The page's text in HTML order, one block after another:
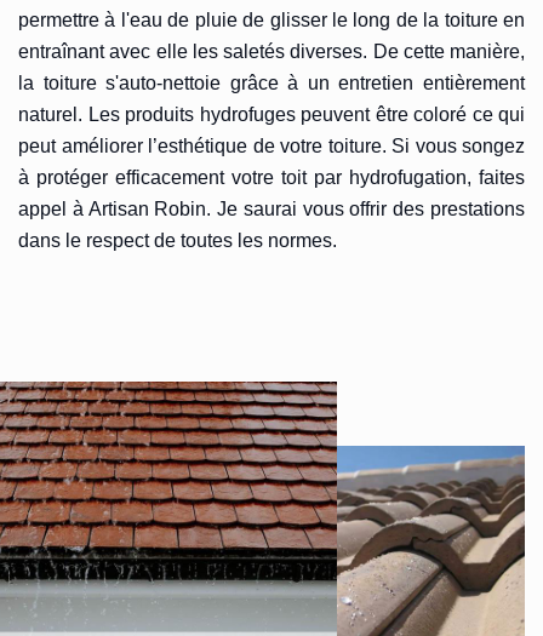
permettre à l'eau de pluie de glisser le long de la toiture en
entraînant avec elle les saletés diverses. De cette manière,
la toiture s'auto-nettoie grâce à un entretien entièrement
naturel. Les produits hydrofuges peuvent être coloré ce qui
peut améliorer l’esthétique de votre toiture. Si vous songez
à protéger efficacement votre toit par hydrofugation, faites
appel à Artisan Robin. Je saurai vous offrir des prestations
dans le respect de toutes les normes.